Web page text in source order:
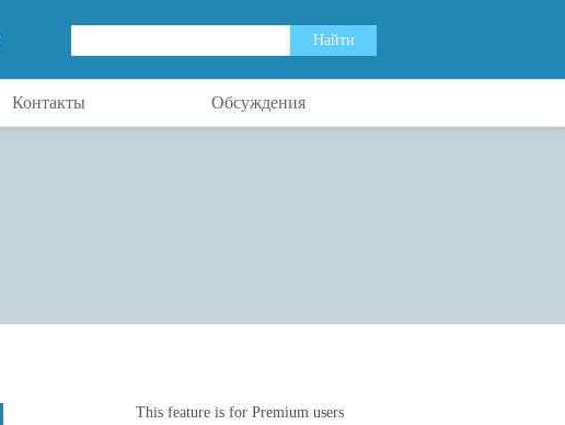
Контакты Обсуждения
This feature is for Premium users